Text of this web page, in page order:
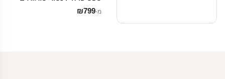
מ‑ ₪799